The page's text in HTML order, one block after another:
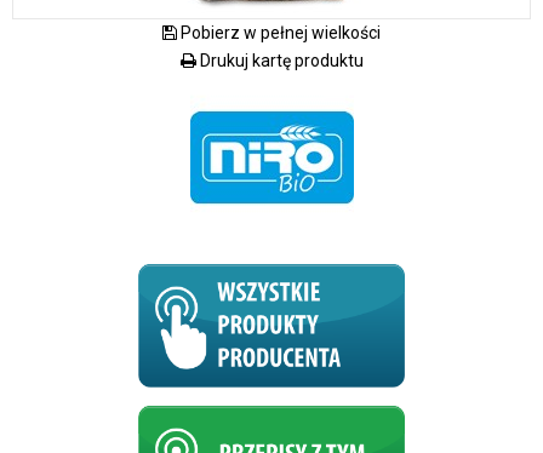
Pobierz w pełnej wielkości
Drukuj kartę produktu